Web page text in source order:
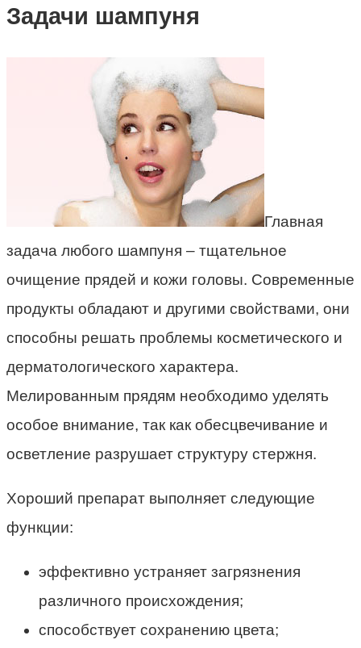
Задачи шампуня
Главная
задача любого шампуня – тщательное
очищение прядей и кожи головы. Современные
продукты обладают и другими свойствами, они
способны решать проблемы косметического и
дерматологического характера.
Мелированным прядям необходимо уделять
особое внимание, так как обесцвечивание и
осветление разрушает структуру стержня.
Хороший препарат выполняет следующие
функции:
эффективно устраняет загрязнения
различного происхождения;
способствует сохранению цвета;